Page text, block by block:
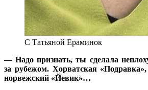
С Татьяной Ераминок
— Надо признать, ты сделала
за рубежом. Хорватская
норвежский «Йевик»…